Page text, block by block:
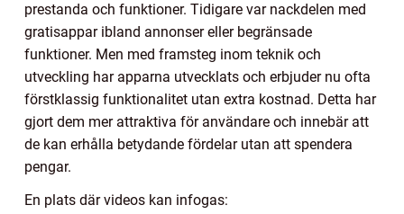
prestanda och funktioner. Tidigare var nackdelen med
gratisappar ibland annonser eller begränsade
funktioner. Men med framsteg inom teknik och
utveckling har apparna utvecklats och erbjuder nu ofta
förstklassig funktionalitet utan extra kostnad. Detta har
gjort dem mer attraktiva för användare och innebär att
de kan erhålla betydande fördelar utan att spendera
pengar.
En plats där videos kan infogas: